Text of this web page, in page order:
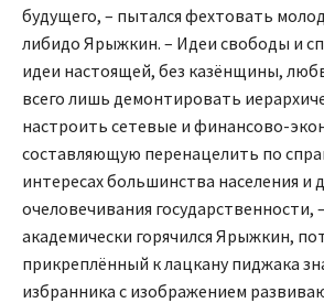
будущего, – пытался фехтовать
либидо Ярыжкин. – Идеи свободы и
идеи настоящей, без казёнщины,
всего лишь демонтировать
настроить сетевые и финансово-
составляющую перенацелить по
интересах большинства населения и
очеловечивания
академически горячился Ярыжкин,
прикреплённый к лацкану пиджака
избранника с изображением